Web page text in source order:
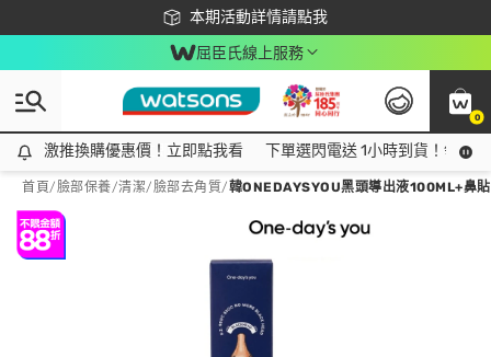
本期活動詳情請點我
下載app最高回饋$350
屈臣氏線上服務
0
激推換購優惠價！立即點我看
激推換購優惠價！立即點我看 下單選閃電送 1小時到貨！領神
首頁/臉部保養/清潔/臉部去角質/韓ONEDAYSYOU黑頭導出液100ML+鼻